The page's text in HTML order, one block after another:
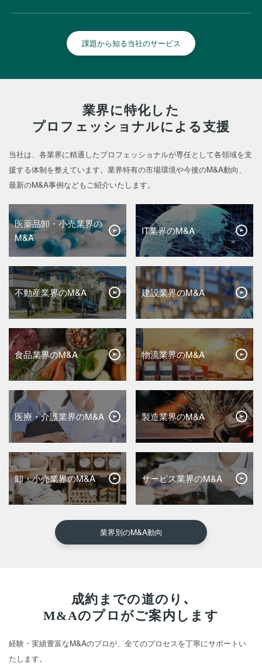
課題から知る当社のサービス
業界に特化した
プロフェッショナルによる支援
当社は、各業界に精通したプロフェッショナルが専任として各領域を支
援する体制を整えています。 業界特有の市場環境や今後のM&A動向、
最新のM&A事例などもご紹介いたします。
医薬品卸・小売業界の
M&A
IT業界のM&A
不動産業界のM&A 建設業界のM&A
食品業界のM&A 物流業界のM&A
医療・介護業界のM&A 製造業界のM&A
卸・小売業界のM&A サービス業界のM&A
業界別のM&A動向
成約までの道のり､
M&Aのプロがご案内します
経験・実績豊富なM&Aのプロが、全てのプロセスを丁寧にサポートい
たします。